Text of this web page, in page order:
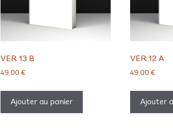
VER 13 B
49,00 €
Ajouter au panier
VER 12 A
49,00 €
Ajouter